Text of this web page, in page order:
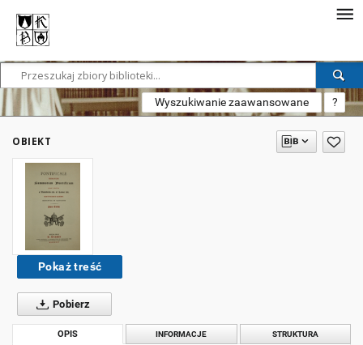
Wyszukiwanie zaawansowane ?
OBIEKT
Pokaż treść
Pobierz
OPIS INFORMACJE STRUKTURA